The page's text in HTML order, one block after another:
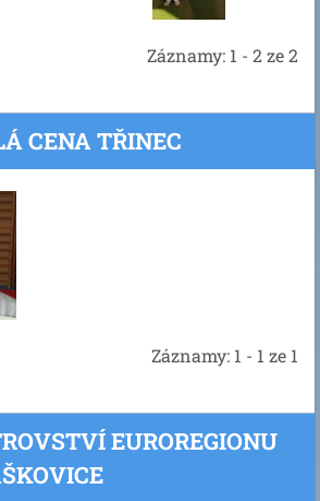
Záznamy: 1 - 2 ze 2
CENA TŘINEC
Záznamy: 1 - 1 ze 1
EUROREGIONU